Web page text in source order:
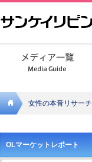
イリビ
女性の本音リサーチ
OLマーケットレポート